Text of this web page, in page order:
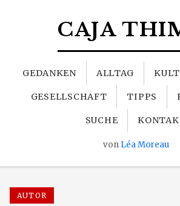
CAJA
GEDANKEN ALLTAG
GESELLSCHAFT TIPPS
SUCHE
von Léa Moreau
AUTOR